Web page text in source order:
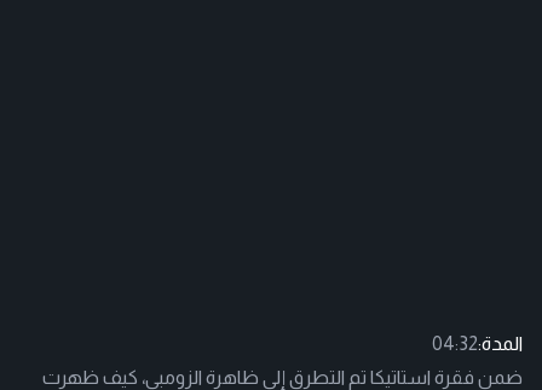
المدة:04:32
ضمن فقرة استاتيكا تم التطرق إلى ظاهرة الزومبي، كيف ظهرت